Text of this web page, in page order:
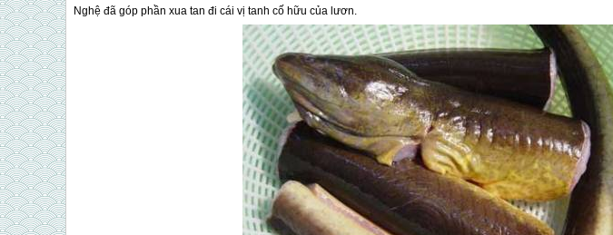
Nghệ đã góp phần xua tan đi cái vị tanh cố hữu của lươn.